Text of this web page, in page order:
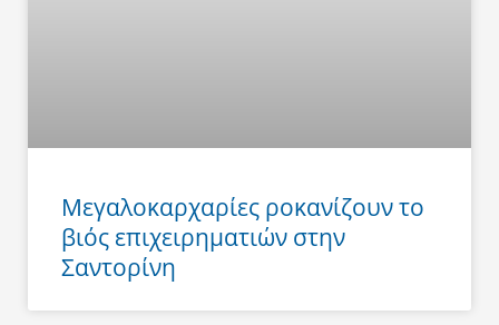
Μεγαλοκαρχαρίες ροκανίζουν το
βιός επιχειρηματιών στην
Σαντορίνη